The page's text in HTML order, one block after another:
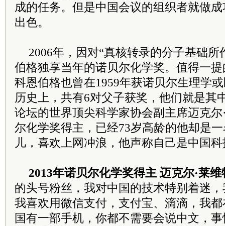
成的任务。但是中国会议的组织者就做
出色。
2006年，因对“真核转录的分子基础所
伯格独享当年的诺贝尔化学奖。值得一
科恩伯格也曾在1959年获诺贝尔生理学
历史上，共有6对父子获奖，他们就是其
论坛的世界顶尖科学家协会副主席迈克尔
尔化学奖得主，已经73岁高龄的他却是
儿，喜欢上网冲浪，他声称自己是中国
2013年诺贝尔化学奖得主 迈克尔·莱维
的头号粉丝，我对中国的技术特别着迷
我喜欢用微信支付，支付宝、滴滴，我
国有一部手机，你都不需要会说中文，